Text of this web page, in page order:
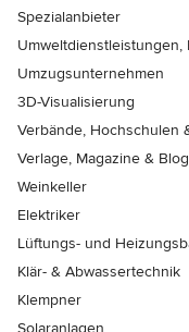
Spezialanbieter
Umweltdienstleistungen,
Umzugsunternehmen
3D-Visualisierung
Verbände, Hochschulen
Verlage, Magazine &
Weinkeller
Elektriker
Lüftungs- und
Klär- & Abwassertechnik
Klempner